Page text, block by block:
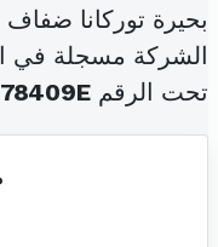
بحيرة توركانا
الشركة مسجلة في
تحت الرقم